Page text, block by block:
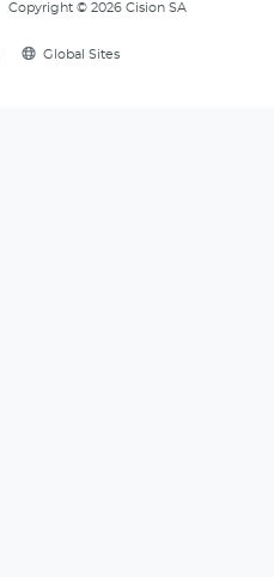
Copyright © 2026 Cision SA
Global Sites